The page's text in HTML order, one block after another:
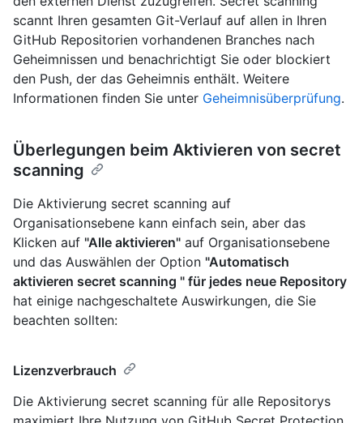
scannt Ihren gesamten Git-Verlauf auf allen in Ihren
GitHub Repositorien vorhandenen Branches nach
Geheimnissen und benachrichtigt Sie oder blockiert
den Push, der das Geheimnis enthält. Weitere
Informationen finden Sie unter Geheimnisüberprüfung.
Überlegungen beim Aktivieren von secret
scanning
Die Aktivierung secret scanning auf
Organisationsebene kann einfach sein, aber das
Klicken auf "Alle aktivieren" auf Organisationsebene
und das Auswählen der Option "Automatisch
aktivieren secret scanning " für jedes neue Repository
hat einige nachgeschaltete Auswirkungen, die Sie
beachten sollten:
Lizenzverbrauch
Die Aktivierung secret scanning für alle Repositorys